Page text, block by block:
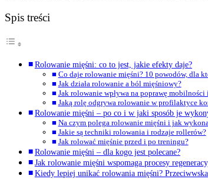
Spis treści
Rolowanie mięśni: co to jest, jakie efekty daje?
Co daje rolowanie mięśni? 10 powodów, dla
Jak działa rolowanie a ból mięśniowy?
Jak rolowanie wpływa na poprawę mobilności
Jaką rolę odgrywa rolowanie w profilaktyce
Rolowanie mięśni – po co i w jaki sposób je
Na czym polega rolowanie mięśni i jak
Jakie są techniki rolowania i rodzaje rollerów?
Jak rolować mięśnie przed i po treningu?
Rolowanie mięśni – dla kogo jest polecane?
Jak rolowanie mięśni wspomaga procesy
Kiedy lepiej unikać rolowania mięśni?